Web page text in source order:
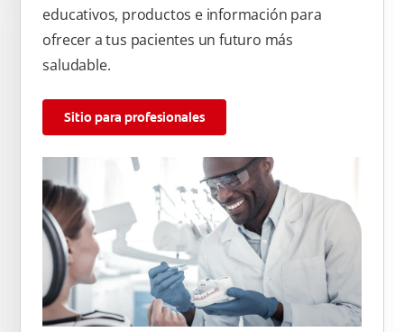
educativos, productos e información para
ofrecer a tus pacientes un futuro más
saludable.
Sitio para profesionales